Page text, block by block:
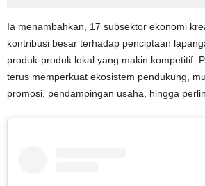
Ia menambahkan, 17 subsektor ekonomi
kontribusi besar terhadap penciptaan
produk-produk lokal yang makin kompetitif.
terus memperkuat ekosistem pendukung,
promosi, pendampingan usaha, hingga